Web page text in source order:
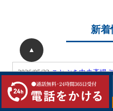
新着
2026/05/22 ことぶき中央斎場
た
2026/05/04 ことぶき中央斎場
知らせ
▲